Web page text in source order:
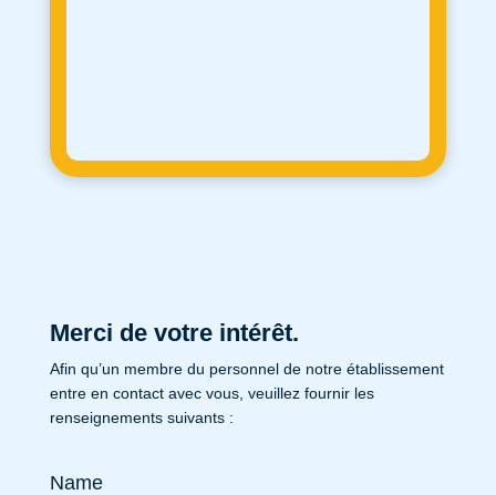
Merci de votre intérêt.
Afin qu’un membre du personnel de notre établissement
entre en contact avec vous, veuillez fournir les
renseignements suivants :
Name